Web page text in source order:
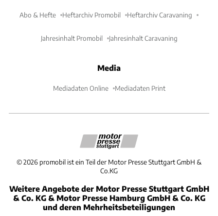
Abo & Hefte Heftarchiv Promobil Heftarchiv Caravaning
Jahresinhalt Promobil Jahresinhalt Caravaning
Media
Mediadaten Online Mediadaten Print
©2026 promobil ist ein Teil der Motor Presse Stuttgart GmbH &
Co.KG
Weitere Angebote der Motor Presse Stuttgart GmbH
& Co. KG & Motor Presse Hamburg GmbH & Co. KG
und deren Mehrheitsbeteiligungen